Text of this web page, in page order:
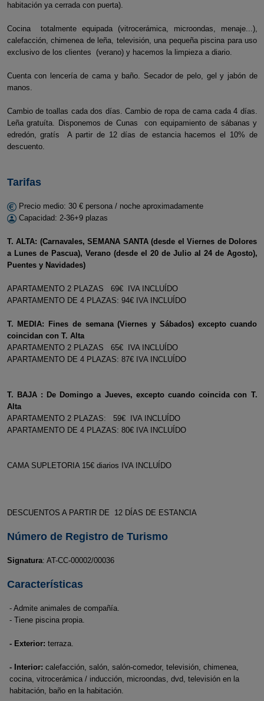
habitación ya cerrada con puerta).
Cocina totalmente equipada (vitrocerámica, microondas, menaje...),
calefacción, chimenea de leña, televisión, una pequeña piscina para uso
exclusivo de los clientes (verano) y hacemos la limpieza a diario.
Cuenta con lencería de cama y baño. Secador de pelo, gel y jabón de
manos.
Cambio de toallas cada dos días. Cambio de ropa de cama cada 4 días.
Leña gratuíta. Disponemos de Cunas con equipamiento de sábanas y
edredón, gratís A partir de 12 días de estancia hacemos el 10% de
descuento.
Tarifas
Precio medio: 30 € persona / noche aproximadamente
Capacidad: 2-36+9 plazas
T. ALTA: (Carnavales, SEMANA SANTA (desde el Viernes de Dolores
a Lunes de Pascua), Verano (desde el 20 de Julio al 24 de Agosto),
Puentes y Navidades)
APARTAMENTO 2 PLAZAS 69€ IVA INCLUÍDO
APARTAMENTO DE 4 PLAZAS: 94€ IVA INCLUÍDO
T. MEDIA: Fines de semana (Viernes y Sábados) excepto cuando
coincidan con T. Alta
APARTAMENTO 2 PLAZAS 65€ IVA INCLUÍDO
APARTAMENTO DE 4 PLAZAS: 87€ IVA INCLUÍDO
T. BAJA : De Domingo a Jueves, excepto cuando coincida con T.
Alta
APARTAMENTO 2 PLAZAS: 59€ IVA INCLUÍDO
APARTAMENTO DE 4 PLAZAS: 80€ IVA INCLUÍDO
CAMA SUPLETORIA 15€ diarios IVA INCLUÍDO
DESCUENTOS A PARTIR DE 12 DÍAS DE ESTANCIA
Número de Registro de Turismo
Signatura: AT-CC-00002/00036
Características
- Admite animales de compañía.
- Tiene piscina propia.
- Exterior: terraza.
- Interior: calefacción, salón, salón-comedor, televisión, chimenea,
cocina, vitrocerámica / inducción, microondas, dvd, televisión en la
habitación, baño en la habitación.